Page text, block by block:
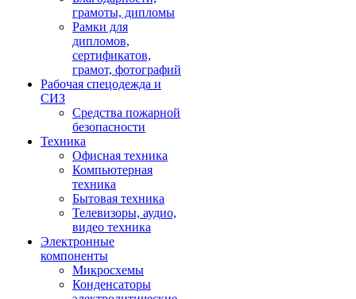
грамоты, дипломы
Рамки для
дипломов,
сертификатов,
грамот, фотографий
Рабочая спецодежда и
СИЗ
Средства пожарной
безопасности
Техника
Офисная техника
Компьютерная
техника
Бытовая техника
Телевизоры, аудио,
видео техника
Электронные
компоненты
Микросхемы
Конденсаторы